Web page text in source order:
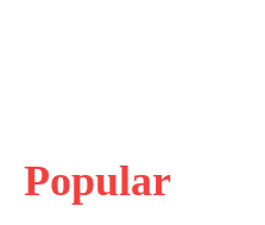
Popular